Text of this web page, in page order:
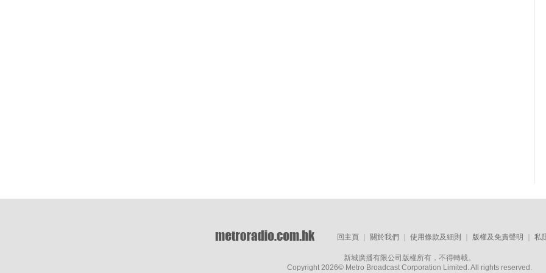
回主頁 關於我們 使用條款及細則 版權及免責聲明 私
新城廣播有限公司版權所有，不得轉載。
Copyright 2026© Metro Broadcast Corporation Limited. All rights reserved.